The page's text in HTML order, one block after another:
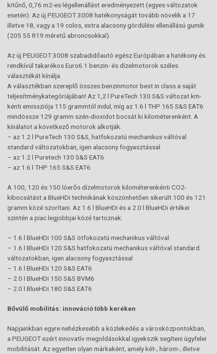
kitűnő, 0,76 m2-es légellenállást eredményezett (egyes változatok
esetén). Az új PEUGEOT 3008 hatékonyságát tovább növelik a 17
illetve 18, vagy a 19 colos, extra alacsony gördülési ellenállású gumik
(205 55 R19 méretű abroncsokkal).
Az új PEUGEOT 3008 szabadidőautó egész Európában a hatékony és
rendkívül takarékos Euro6.1 benzin- és dízelmotorok széles
választékát kínálja.
A választékban szereplő összes benzinmotor best in class a saját
teljesítménykategóriájában! Az 1,2 l PureTech 130 S&S változat km-
kénti emissziója 115 grammtól indul, míg az 1.6 l THP 165 S&S EAT6
mindössze 129 gramm szén-dioxidot bocsát ki kilométerenként. A
kínálatot a következő motorok alkotják:
– az 1.2 l PureTech 130 S&S, hatfokozatú mechanikus váltóval
standard változatokban, igen alacsony fogyasztással
– az 1.2 l Puretech 130 S&S EAT6
– az 1.6 l THP 165 S&S EAT6
A 100, 120 és 150 lóerős dízelmotorok kilométerenkénti CO2-
kibocsátást a BlueHDi technikának köszönhetően sikerült 100 és 121
gramm közé szorítani. Az 1.6 l BlueHDi és a 2.0 l BlueHDi értékei
szintén a piac legjobbjai közé tartoznak:
– 1.6 l BlueHDi 100 S&S ötfokozatú mechanikus váltóval
– 1.6 l BlueHDi 120 S&S hatfokozatú mechanikus váltóval standard
változatokban, igen alacsony fogyasztással
– 1.6 l BlueHDi 120 S&S EAT6
– 2.0 l BlueHDi 150 S&S BVM6
– 2.0 l BlueHDi 180 S&S EAT6
Bővülő mobilitás: innováció több keréken
Napjainkban egyre nehézkesebb a közlekedés a városközpontokban,
a PEUGEOT ezért innovatív megoldásokkal igyekszik segíteni ügyfelei
mobilitását. Az egyetlen olyan márkaként, amely két-, három-, illetve